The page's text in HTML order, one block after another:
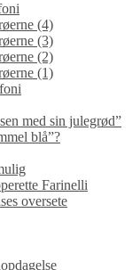
(4)
(3)
(2)
(1)
med sin julegrød”
blå”?
Farinelli
oversete